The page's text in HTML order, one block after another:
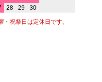
28 29 30
・祝祭日は定休日です。